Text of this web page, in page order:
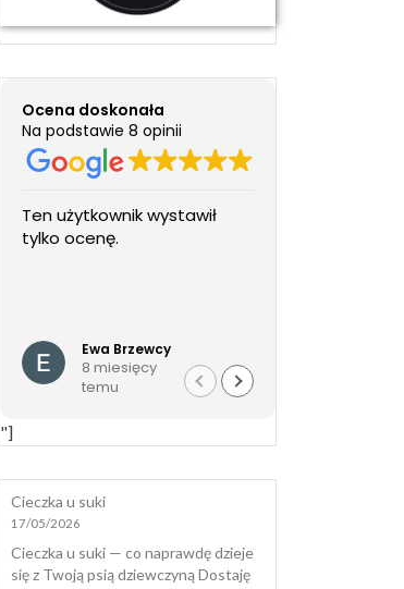
Ocena doskonała
Na podstawie 8 opinii
Ten użytkownik wystawił
tylko ocenę.
Ewa Brzewcy
8 miesięcy
temu
"]
Cieczka u suki
17/05/2026
Cieczka u suki — co naprawdę dzieje
się z Twoją psią dziewczyną Dostaję